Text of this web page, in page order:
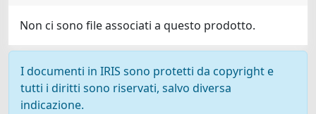
Non ci sono file associati a questo prodotto.
I documenti in IRIS sono protetti da copyright e
tutti i diritti sono riservati, salvo diversa
indicazione.